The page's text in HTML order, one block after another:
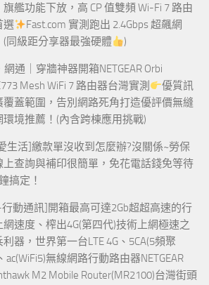
旗艦功能下放，高 CP 值雙頻 Wi-Fi 7 路由
選
Fast.com 實測跑出 2.4Gbps 超飆網
(同級距分享器最強硬體
)
通｜穿牆神器開箱NETGEAR Orbi
Mesh WiFi 7 路由器台灣實測
優質訊
覆蓋範圍，告別網路死角打造優評價無縫
環境推薦！(內含跨棟應用挑戰)
生活]繳款單沒收到怎麼辦?沒關係~勞保
上查詢與補印很簡單，免花電話錢免等待
搞定！
行動通訊]開箱最高可達2Gb超超高速的行
網速度、榨出4G(第四代)技術上網極速之
利器，世界第一台LTE 4G、5CA(5頻聚
ac(WiFi5)無線網路行動路由器NETGEAR
M2 Mobile Router(MR2100)台灣街頭